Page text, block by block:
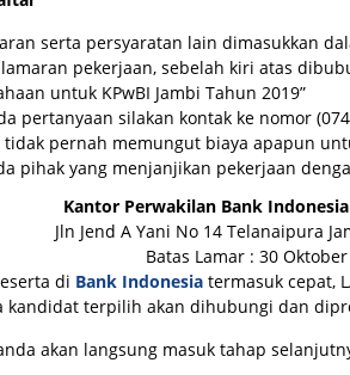
serta persyaratan lain dimasukkan
pekerjaan, sebelah kiri atas
untuk KPwBI Jambi Tahun 2019”
pertanyaan silakan kontak ke nomor
tidak pernah memungut biaya apapun
pihak yang menjanjikan pekerjaan
Kantor Perwakilan Bank
Jln Jend A Yani No 14 Telanaipura
Batas Lamar : 30
di Bank Indonesia termasuk cepat,
kandidat terpilih akan dihubungi dan
akan langsung masuk tahap